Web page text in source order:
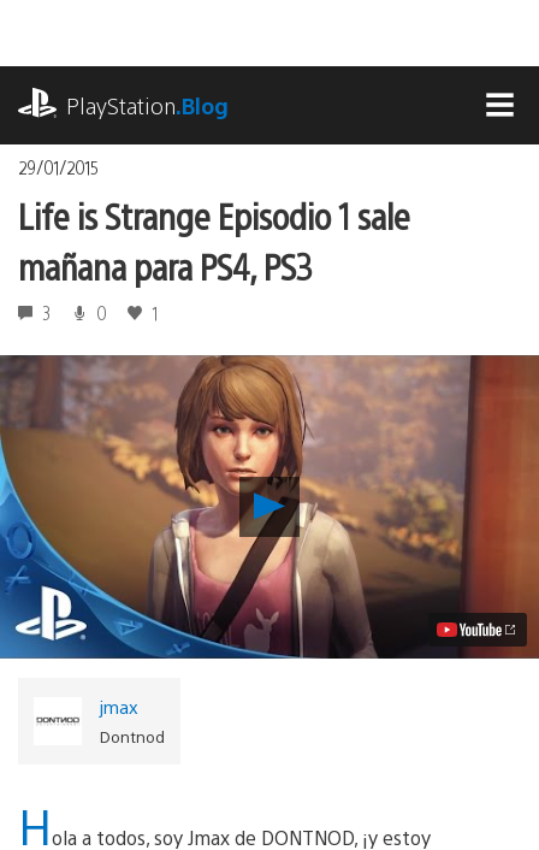
contenido
PlayStation.Blog
29/01/2015
Life is Strange Episodio 1 sale
mañana para PS4, PS3
3 0 1
Reproducir
Life
is
Strange
Episodio
1
sale
mañana
jmax
Dontnod
Hola a todos, soy Jmax de DONTNOD, ¡y estoy